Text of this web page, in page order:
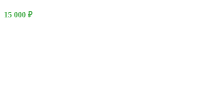
15 000 ₽